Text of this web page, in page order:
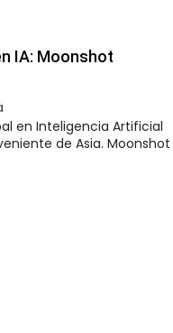
IA: Moonshot
en Inteligencia Artificial
de Asia. Moonshot